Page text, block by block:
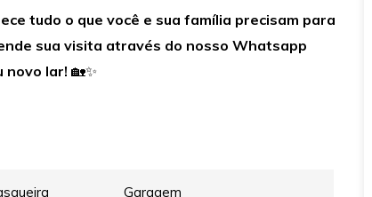
tudo o que você e sua família precisam para
sua visita através do nosso Whatsapp
novo lar! 🏡✨
Garagem